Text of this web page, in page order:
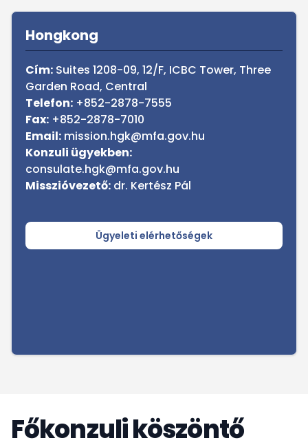
Sidebar
Hongkong
Cím: Suites 1208-09, 12/F, ICBC Tower, Three
Garden Road, Central
Telefon: +852-2878-7555
Fax: +852-2878-7010
Email: mission.hgk@mfa.gov.hu
Konzuli ügyekben:
consulate.hgk@mfa.gov.hu
Misszióvezető: dr. Kertész Pál
Ügyeleti elérhetőségek
Főkonzuli köszöntő